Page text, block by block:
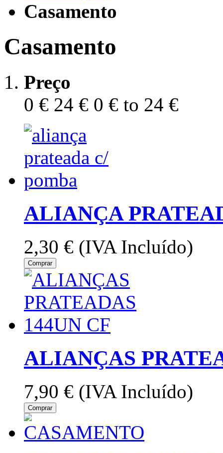
Casamento
Casamento
Preço
0 € 24 € 0 € to 24 €
ALIANÇA
2,30 € (IVA Incluído)
Comprar
ALIANÇAS
7,90 € (IVA Incluído)
Comprar